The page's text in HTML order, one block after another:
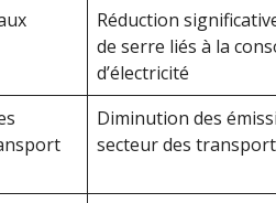
Réduction
de serre liés à la
d’électricité
Diminution des
secteur des